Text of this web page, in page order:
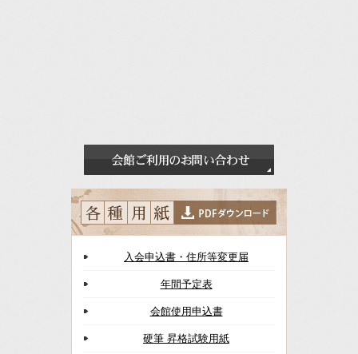
入会申込書・住所等変更届
年間予定表
会館使用申込書
硬筆 昇格試験用紙